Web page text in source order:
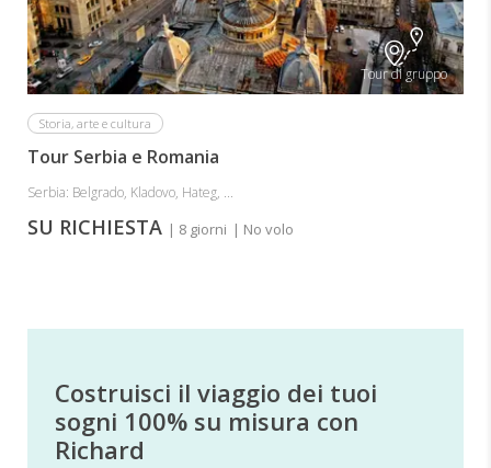
Tour di gruppo
Storia, arte e cultura
Tour Serbia e Romania
Serbia: Belgrado, Kladovo, Hateg, ...
SU RICHIESTA | 8 giorni | No volo
Costruisci il viaggio dei tuoi
sogni 100% su misura con
Richard